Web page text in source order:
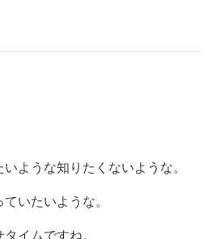
ような知りたくないような。
いたいような。
イムですね。